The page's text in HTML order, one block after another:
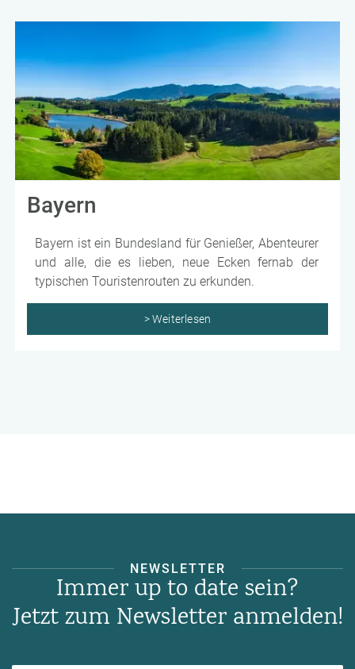
Bayern
Bayern ist ein Bundesland für Genießer, Abenteurer
und alle, die es lieben, neue Ecken fernab der
typischen Touristenrouten zu erkunden.
> Weiterlesen
NEWSLETTER
Immer up to date sein?
Jetzt zum Newsletter anmelden!